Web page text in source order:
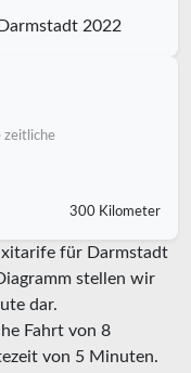
2022
zeitliche
300 Kilometer
für Darmstadt
stellen wir
dar.
Fahrt von 8
von 5 Minuten.